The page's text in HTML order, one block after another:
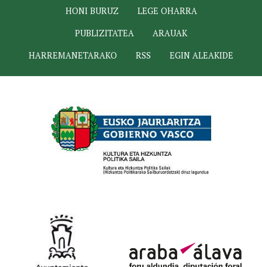
HONI BURUZ
LEGE OHARRA
PUBLIZITATEA
ARAUAK
HARREMANETARAKO
RSS EGIN ALEAKIDE